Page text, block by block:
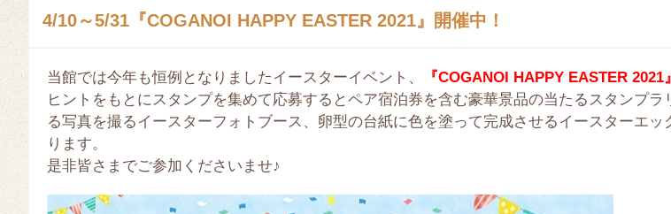
4/10～5/31『COGANOI HAPPY EASTER 2021』開催中！
当館では今年も恒例となりましたイースターイベント、 『COGANOI HAPPY EASTER 2021』
ヒントをもとにスタンプを集めて応募するとペア宿泊券を含む豪華景品の当たるスタンプ
る写真を撮るイースターフォトブース、卵型の台紙に色を塗って完成させるイースターエ
ります。
是非皆さまでご参加くださいませ♪